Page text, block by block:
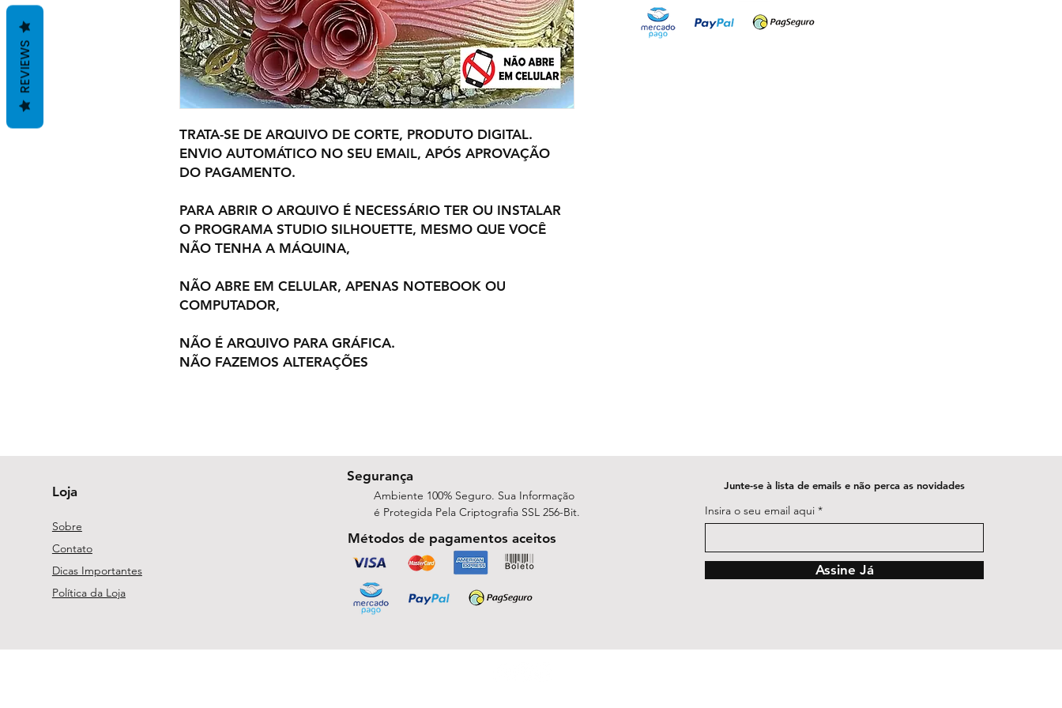
TRATA-SE DE ARQUIVO DE CORTE, PRODUTO DIGITAL.
ENVIO AUTOMÁTICO NO SEU EMAIL, APÓS APROVAÇÃO
DO PAGAMENTO.
PARA ABRIR O ARQUIVO É NECESSÁRIO TER OU INSTALAR
O PROGRAMA STUDIO SILHOUETTE, MESMO QUE VOCÊ
NÃO TENHA A MÁQUINA,
NÃO ABRE EM CELULAR, APENAS NOTEBOOK OU
COMPUTADOR,
NÃO É ARQUIVO PARA GRÁFICA.
NÃO FAZEMOS ALTERAÇÕES
Loja
Sobre
Contato
Dicas Importantes
Política da Loja
Segurança
Ambiente 100% Seguro. Sua Informação
é Protegida Pela Criptografia SSL 256-Bit.
Métodos de pagamentos aceitos
Junte-se à lista de emails e não perca as novidades
Insira o seu email aqui
Assine Já
REVIEWS